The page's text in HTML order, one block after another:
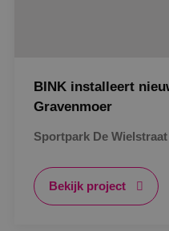
BINK installeert
Gravenmoer
Sportpark De Wielstraat
Bekijk project